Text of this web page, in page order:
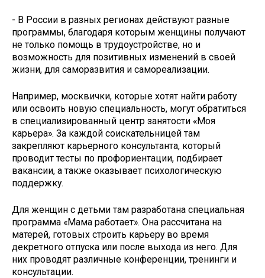
- В России в разных регионах действуют разные
программы, благодаря которым женщины получают
не только помощь в трудоустройстве, но и
возможность для позитивных изменений в своей
жизни, для саморазвития и самореализации.
Например, москвички, которые хотят найти работу
или освоить новую специальность, могут обратиться
в специализированный центр занятости «Моя
карьера». За каждой соискательницей там
закрепляют карьерного консультанта, который
проводит тесты по профориентации, подбирает
вакансии, а также оказывает психологическую
поддержку.
Для женщин с детьми там разработана специальная
программа «Мама работает». Она рассчитана на
матерей, готовых строить карьеру во время
декретного отпуска или после выхода из него. Для
них проводят различные конференции, тренинги и
консультации.